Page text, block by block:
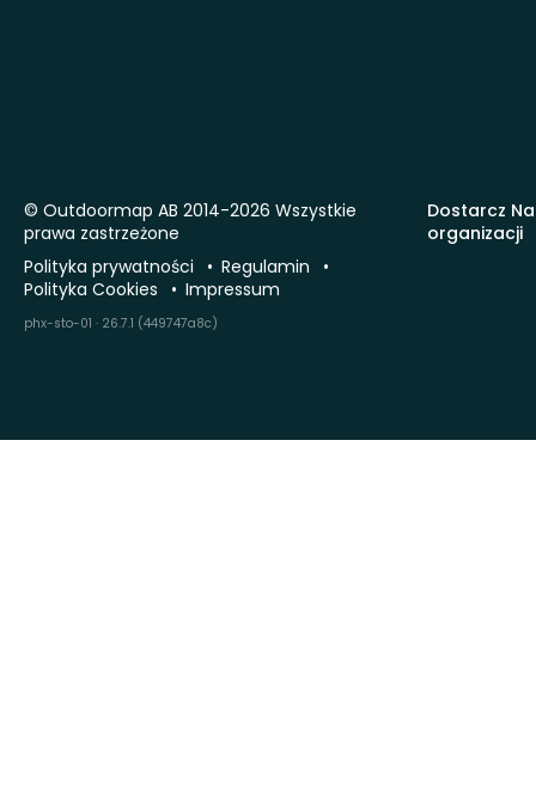
Dostarcz
organizacji
© Outdoormap AB 2014-2026 Wszystkie
prawa zastrzeżone
Polityka prywatności
Regulamin
Polityka Cookies
Impressum
phx-sto-01 · 26.7.1 (449747a8c)